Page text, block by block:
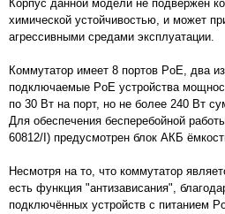
Корпус данной модели не подвержен
химической устойчивостью, и может
агрессивными средами эксплуатации.
Коммутатор имеет 8 портов PoE, два
подключаемые PoE устройства
по 30 Вт на порт, но не более 240 Вт
Для обеспечения бесперебойной
60812/I) предусмотрен блок АКБ
Несмотря на то, что коммутатор
есть функция "антизависания",
подключённых устройств с питанием